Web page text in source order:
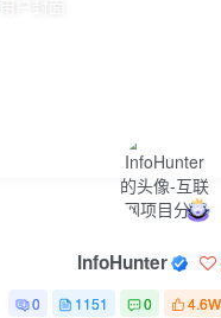
InfoHunter
0 1151 0